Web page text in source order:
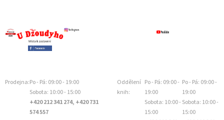
Prodejna:Po - Pá: 09:00 - 19:00
Sobota: 10:00 - 15:00
+420 212 341 274, +420 731
574 557
Oddělení
knih:
Po - Pá: 09:00 -
19:00
Sobota: 10:00 -
15:00
Po - Pá: 09:00 -
19:00
Sobota: 10:00 -
15:00